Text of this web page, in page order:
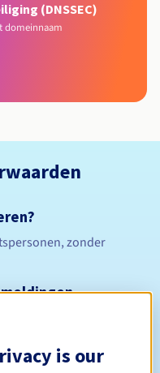
(DNSSEC)
domeinnaam
zonder
is our